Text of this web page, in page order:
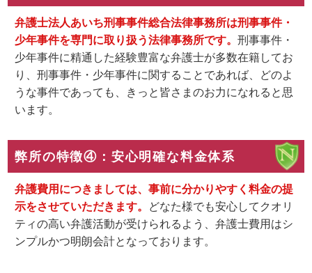
弁護士法人あいち刑事事件総合法律事務所は刑事事件・
少年事件を専門に取り扱う法律事務所です。刑事事件・
少年事件に精通した経験豊富な弁護士が多数在籍してお
り、刑事事件・少年事件に関することであれば、どのよ
うな事件であっても、きっと皆さまのお力になれると思
います。
弊所の特徴④：安心明確な料金体系
弁護費用につきましては、事前に分かりやすく料金の提
示をさせていただきます。 どなた様でも安心してクオリ
ティの高い弁護活動が受けられるよう、弁護士費用はシ
ンプルかつ明朗会計となっております。